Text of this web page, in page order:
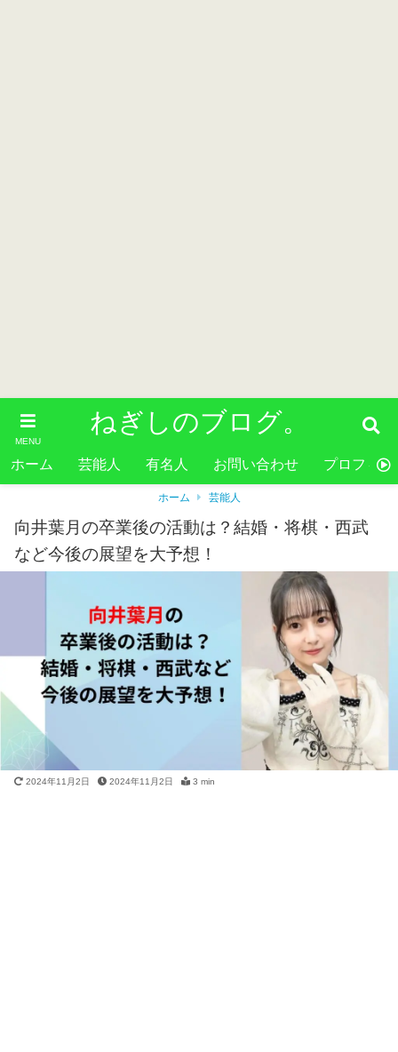
MENU
ねぎしのブログ。
ホーム 芸能人 有名人 お問い合わせ プロフィー
ホーム 芸能人
向井葉月の卒業後の活動は？結婚・将棋・西武
など今後の展望を大予想！
2024年11月2日 2024年11月2日 3 min